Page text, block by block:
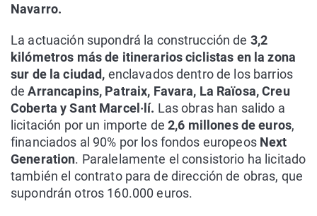
Navarro.
La actuación supondrá la construcción de 3,2
kilómetros más de itinerarios ciclistas en la zona
sur de la ciudad, enclavados dentro de los barrios
de Arrancapins, Patraix, Favara, La Raïosa, Creu
Coberta y Sant Marcel·lí. Las obras han salido a
licitación por un importe de2,6 millones de euros,
financiados al 90% por los fondos europeosNext
Generation. Paralelamente el consistorio ha licitado
también el contrato para de dirección de obras, que
supondrán otros 160.000 euros.